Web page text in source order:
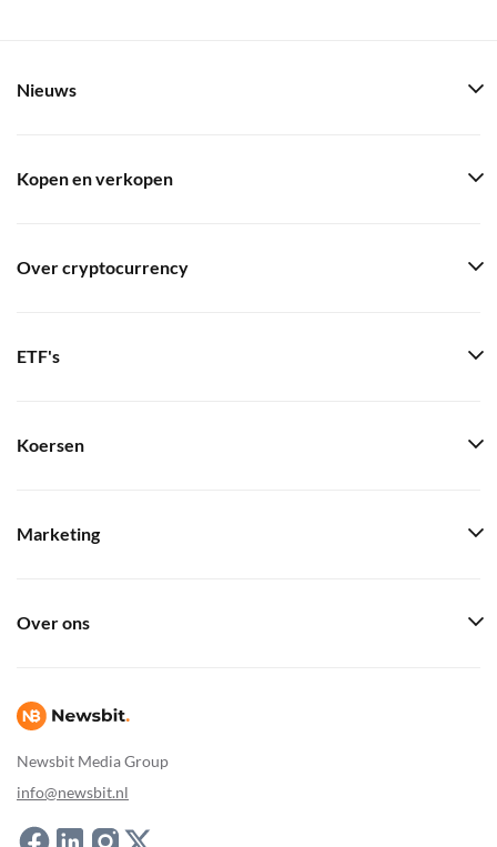
Newsbit Media Group
info@newsbit.nl
Nieuws
Kopen en verkopen
Over cryptocurrency
ETF's
Koersen
Marketing
Over ons